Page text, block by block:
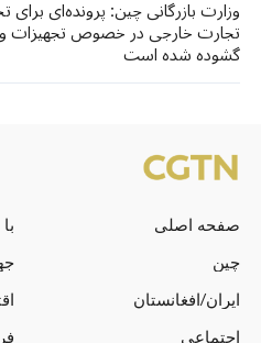
وزارت بازرگانی چین: پرونده‌ای
تجارت خارجی در خصوص تجهیزات
گشوده شده است
صفحه اصلی
چین
ایران/افغانستان
اجتماعی